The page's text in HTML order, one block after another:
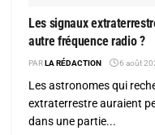
Les signaux
autre fréquence radio ?
PARLA RÉDACTION 6 août
Les astronomes qui
extraterrestre auraient
dans une partie...